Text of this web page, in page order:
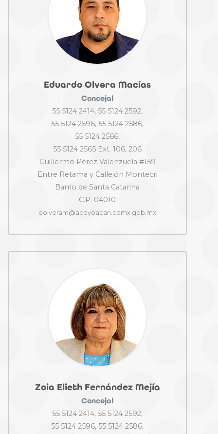
Eduardo Olvera Macías
Concejal
55 5124 2414, 55 5124 2592,
55 5124 2596, 55 5124 2586,
55 5124 2566,
55 5124 2565 Ext. 106, 206
Guillermo Pérez Valenzuela #159
Entre Retama y Callejón Montecri
Barrio de Santa Catarina
C.P. 04010
eolveram@acoyoacan.cdmx.gob.mx
Zoia Elieth Fernández Mejía
Concejal
55 5124 2414, 55 5124 2592,
55 5124 2596, 55 5124 2586,